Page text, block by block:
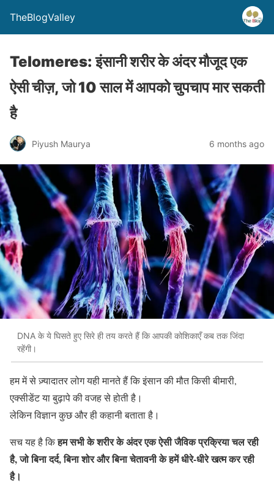
TheBlogValley
Telomeres: इंसानी शरीर के अंदर मौजूद एक
ऐसी चीज़, जो 10 साल में आपको चुपचाप मार सकती
है
Piyush Maurya 6 months ago
DNA के ये घिसते हुए सिरे ही तय करते हैं कि आपकी कोशिकाएँ कब तक जिंदा
रहेंगी।
हम में से ज़्यादातर लोग यही मानते हैं कि इंसान की मौत किसी बीमारी,
एक्सीडेंट या बुढ़ापे की वजह से होती है।
लेकिन विज्ञान कुछ और ही कहानी बताता है।
सच यह है किहम सभी के शरीर के अंदर एक ऐसी जैविक प्रक्रिया चल रही
है, जो बिना दर्द, बिना शोर और बिना चेतावनी के हमें धीरे-धीरे खत्म कर रही
है।